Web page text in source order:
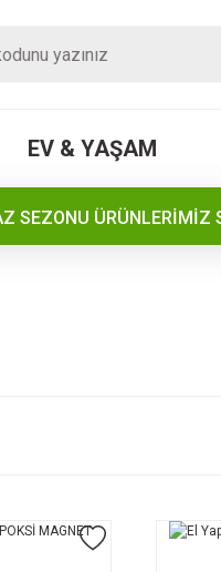
EV & YAŞAM
SEZONU ÜRÜNLERİMİZ